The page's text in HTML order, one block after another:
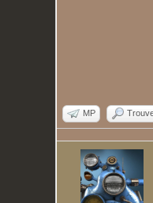
MP